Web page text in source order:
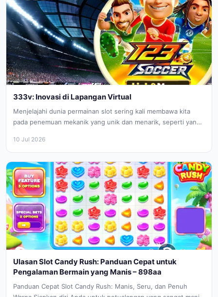
333v: Inovasi di Lapangan Virtual
Menjelajahi dunia permainan slot sering kali membawa kita
pada penemuan mekanik yang unik dan menarik, seperti yang
10 Jul 2026
Ulasan Slot Candy Rush: Panduan Cepat untuk
Pengalaman Bermain yang Manis – 898aa
Panduan Cepat Slot Candy Rush: Manis, Seru, dan Penuh